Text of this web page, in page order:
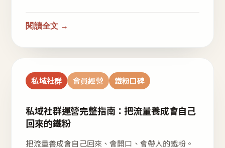
閱讀全文 →
私域社群 會員經營 鐵粉口碑
私域社群運營完整指南：把流量養成會自己
回來的鐵粉
把流量養成會自己回來、會開口、會帶人的鐵粉。